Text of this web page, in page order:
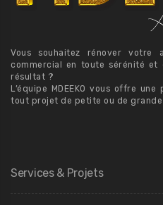
Vous souhaitez rénover votre
commercial en toute sérénité
résultat ?
L’équipe MDEEKO vous offre
tout projet de petite ou de grande
Services & Projets